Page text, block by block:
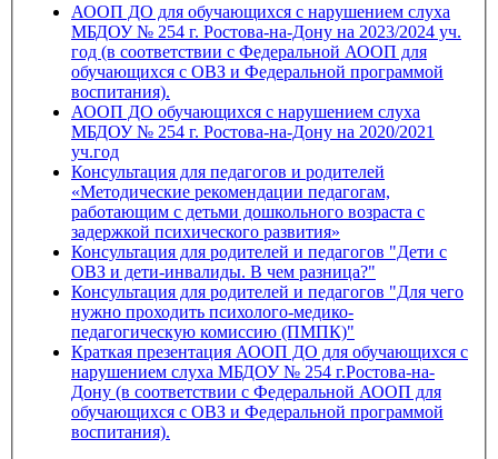
АООП ДО для обучающихся с нарушением слуха
МБДОУ № 254 г. Ростова-на-Дону на 2023/2024 уч.
год (в соответствии с Федеральной АООП для
обучающихся с ОВЗ и Федеральной программой
воспитания).
АООП ДО обучающихся с нарушением слуха
МБДОУ № 254 г. Ростова-на-Дону на 2020/2021
уч.год
Консультация для педагогов и родителей
«Методические рекомендации педагогам,
работающим с детьми дошкольного возраста с
задержкой психического развития»
Консультация для родителей и педагогов "Дети с
ОВЗ и дети-инвалиды. В чем разница?"
Консультация для родителей и педагогов "Для чего
нужно проходить психолого-медико-
педагогическую комиссию (ПМПК)"
Краткая презентация АООП ДО для обучающихся с
нарушением слуха МБДОУ № 254 г.Ростова-на-
Дону (в соответствии с Федеральной АООП для
обучающихся с ОВЗ и Федеральной программой
воспитания).